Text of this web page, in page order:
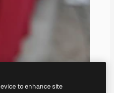
to enhance site